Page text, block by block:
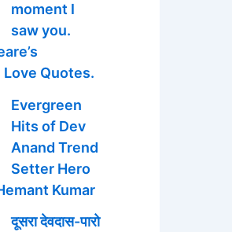
moment I
saw you.
Quotes.
Evergreen
Hits of Dev
Anand Trend
Setter Hero
Kumar
दूसरा देवदास-पारो